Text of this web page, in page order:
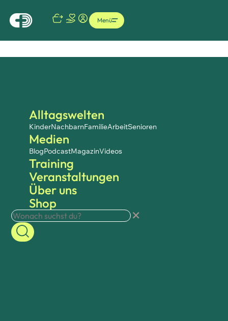
Alltagswelten
KinderNachbarnFamilieArbeitSenioren
Medien
BlogPodcastMagazinVideos
Training
Veranstaltungen
Über uns
Shop
Menü